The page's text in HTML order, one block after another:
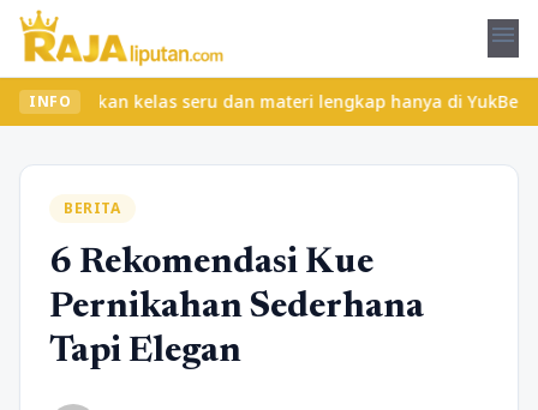
menu
INFOkelas seru dan materi lengkap hanya di
BERITA
6 Rekomendasi Kue
Pernikahan Sederhana
Tapi Elegan